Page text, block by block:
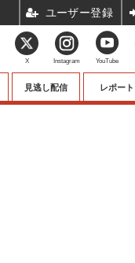
見逃し配信 レポート
X Instagram YouTube
ユーザー登録